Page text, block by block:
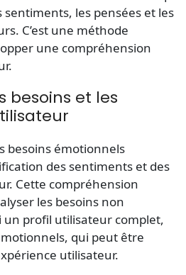
les pensées et les
C’est une méthode
une compréhension
besoins et les
besoins émotionnels
des sentiments et des
Cette compréhension
les besoins non
un profil utilisateur complet,
qui peut être
utilisateur.